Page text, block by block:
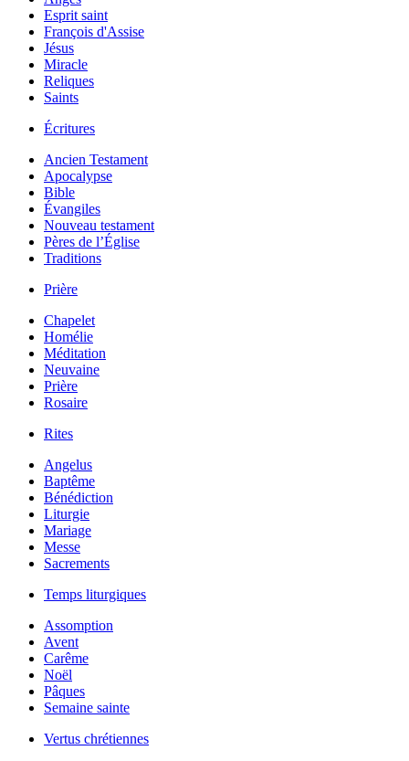
Esprit saint
François d'Assise
Jésus
Miracle
Reliques
Saints
Écritures
Ancien Testament
Apocalypse
Bible
Évangiles
Nouveau testament
Pères de l’Église
Traditions
Prière
Chapelet
Homélie
Méditation
Neuvaine
Prière
Rosaire
Rites
Angelus
Baptême
Bénédiction
Liturgie
Mariage
Messe
Sacrements
Temps liturgiques
Assomption
Avent
Carême
Noël
Pâques
Semaine sainte
Vertus chrétiennes